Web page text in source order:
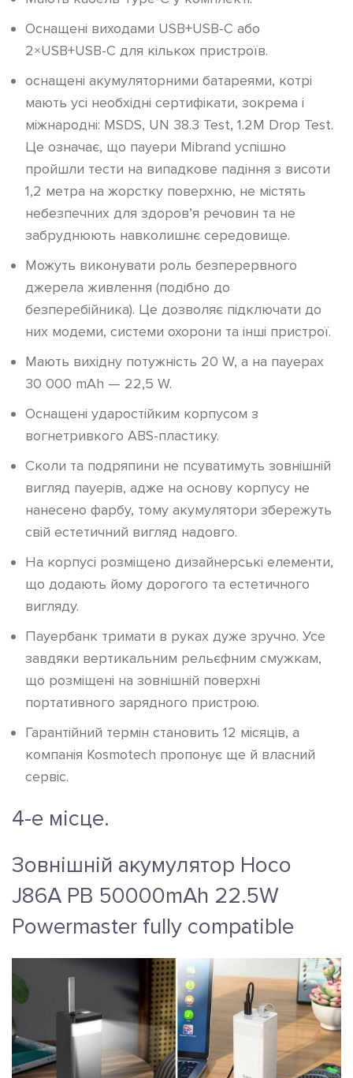
Оснащені виходами USB+USB-C або
2×USB+USB-C для кількох пристроїв.
оснащені акумуляторними батареями, котрі
мають усі необхідні сертифікати, зокрема і
міжнародні: MSDS, UN 38.3 Test, 1.2M Drop Test.
Це означає, що пауери Mibrand успішно
пройшли тести на випадкове падіння з висоти
1,2 метра на жорстку поверхню, не містять
небезпечних для здоров’я речовин та не
забруднюють навколишнє середовище.
Можуть виконувати роль безперервного
джерела живлення (подібно до
безперебійника). Це дозволяє підключати до
них модеми, системи охорони та інші пристрої.
Мають вихідну потужність 20 W, а на пауерах
30 000 mAh — 22,5 W.
Оснащені ударостійким корпусом з
вогнетривкого ABS-пластику.
Сколи та подряпини не псуватимуть зовнішній
вигляд пауерів, адже на основу корпусу не
нанесено фарбу, тому акумулятори збережуть
свій естетичний вигляд надовго.
На корпусі розміщено дизайнерські елементи,
що додають йому дорогого та естетичного
вигляду.
Пауербанк тримати в руках дуже зручно. Усе
завдяки вертикальним рельєфним смужкам,
що розміщені на зовнішній поверхні
портативного зарядного пристрою.
Гарантійний термін становить 12 місяців, а
компанія Kosmotech пропонує ще й власний
сервіс.
4-е місце.
Зовнішній акумулятор Hoco
J86A PB 50000mAh 22.5W
Powermaster fully compatible